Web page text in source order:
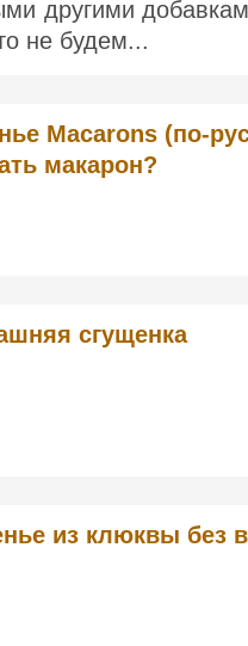
другими
не будем...
Macarons (по-
макарон?
сгущенка
из клюквы без